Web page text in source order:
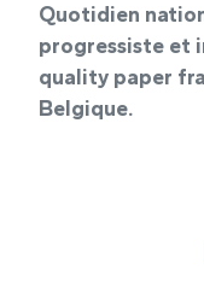
Quotidien
progressiste et
quality paper
Belgique.